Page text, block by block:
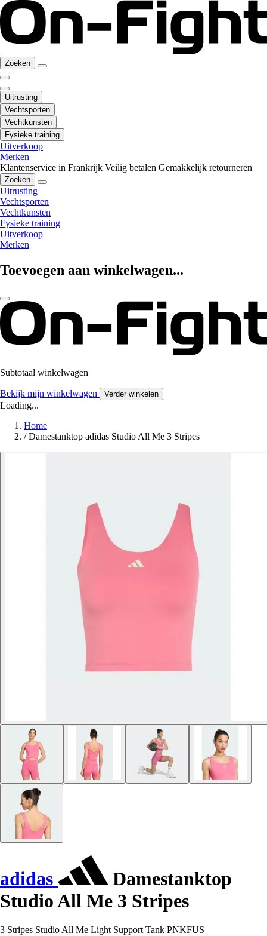
Zoeken
Uitrusting
Vechtsporten
Vechtkunsten
Fysieke training
Uitverkoop
Merken
Klantenservice in Frankrijk Veilig betalen Gemakkelijk retourneren
Zoeken
Uitrusting
Vechtsporten
Vechtkunsten
Fysieke training
Uitverkoop
Merken
Toevoegen aan winkelwagen...
Subtotaal winkelwagen
Bekijk mijn winkelwagen Verder winkelen
Loading...
Home
/ Damestanktop adidas Studio All Me 3 Stripes
adidas
Damestanktop
Studio All Me 3 Stripes
3 Stripes Studio All Me Light Support Tank PNKFUS